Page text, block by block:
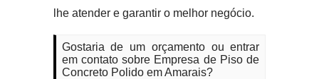
lhe atender e garantir o melhor negócio.
Gostaria de um orçamento ou entrar
em contato sobre Empresa de Piso de
Concreto Polido em Amarais?